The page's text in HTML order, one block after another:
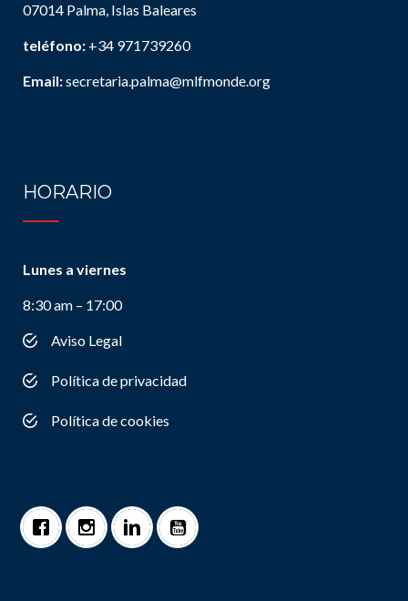
07014 Palma, Islas Baleares
teléfono: +34 971739260
Email:secretaria.palma@mlfmonde.org
HORARIO
Lunes a viernes
8:30 am – 17:00
Aviso Legal
Política de privacidad
Política de cookies